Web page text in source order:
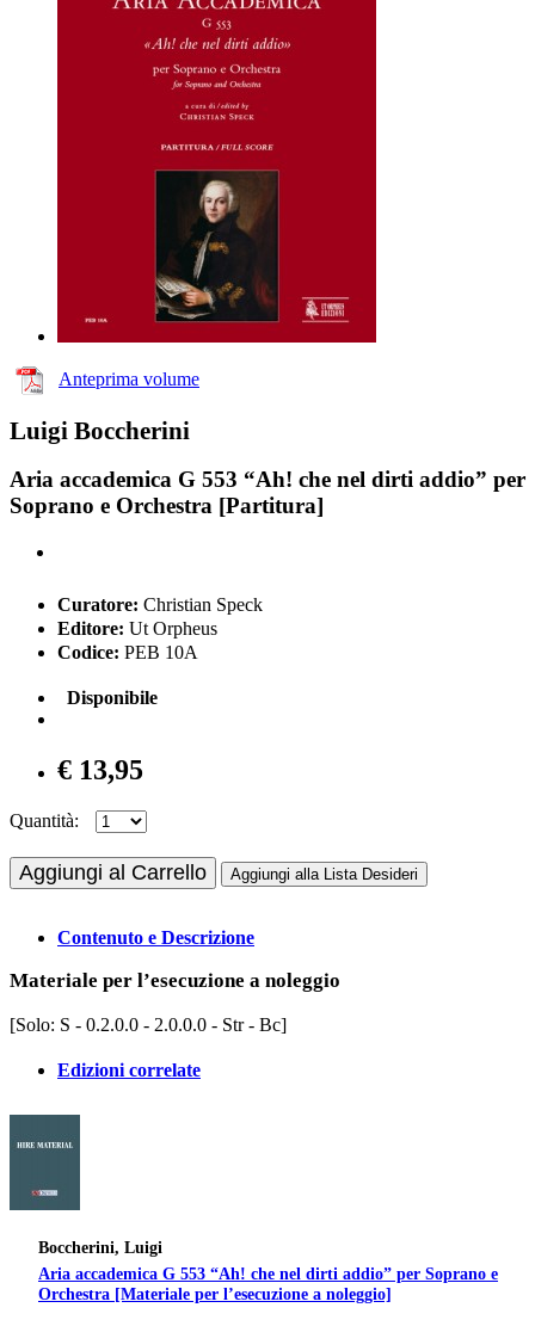
Anteprima volume
Luigi Boccherini
Aria accademica G 553 “Ah! che nel dirti addio” per
Soprano e Orchestra [Partitura]
Curatore: Christian Speck
Editore: Ut Orpheus
Codice: PEB 10A
Disponibile
€ 13,95
Quantità:
Aggiungi al Carrello Aggiungi alla Lista Desideri
Contenuto e Descrizione
Materiale per l’esecuzione a noleggio
[Solo: S - 0.2.0.0 - 2.0.0.0 - Str - Bc]
Edizioni correlate
Boccherini, Luigi
Aria accademica G 553 “Ah! che nel dirti addio” per Soprano e
Orchestra [Materiale per l’esecuzione a noleggio]